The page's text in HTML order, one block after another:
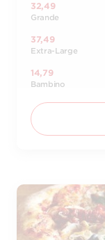
32,49
Grande
37,49
Extra-Large
14,79
Bambino